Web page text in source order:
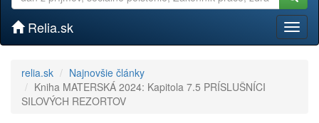
Relia.sk
relia.sk
Najnovšie články
Kniha MATERSKÁ 2024: Kapitola 7.5 PRÍSLUŠNÍCI
SILOVÝCH REZORTOV